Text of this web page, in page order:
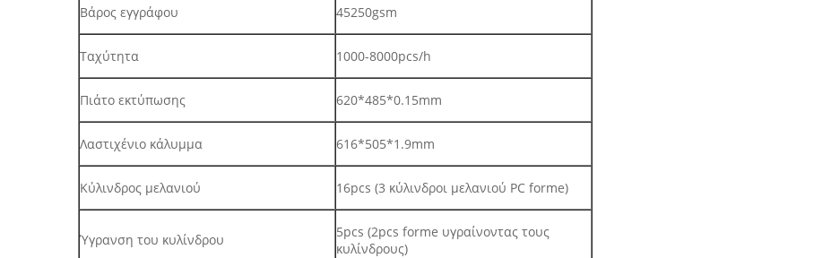
Βάρος εγγράφου 45250gsm
Ταχύτητα 1000-8000pcs/h
Πιάτο εκτύπωσης 620*485*0.15mm
Λαστιχένιο κάλυμμα 616*505*1.9mm
Κύλινδρος μελανιού 16pcs (3 κύλινδροι μελανιού PC forme)
Ύγρανση του κυλίνδρου
5pcs (2pcs forme υγραίνοντας τους
κυλίνδρους)